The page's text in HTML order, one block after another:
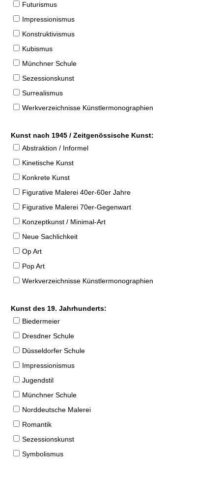
Futurismus
Impressionismus
Konstruktivismus
Kubismus
Münchner Schule
Sezessionskunst
Surrealismus
Werkverzeichnisse Künstlermonographien
Kunst nach 1945 / Zeitgenössische Kunst:
Abstraktion / Informel
Kinetische Kunst
Konkrete Kunst
Figurative Malerei 40er-60er Jahre
Figurative Malerei 70er-Gegenwart
Konzeptkunst / Minimal-Art
Neue Sachlichkeit
Op Art
Pop Art
Werkverzeichnisse Künstlermonographien
Kunst des 19. Jahrhunderts:
Biedermeier
Dresdner Schule
Düsseldorfer Schule
Impressionismus
Jugendstil
Münchner Schule
Norddeutsche Malerei
Romantik
Sezessionskunst
Symbolismus